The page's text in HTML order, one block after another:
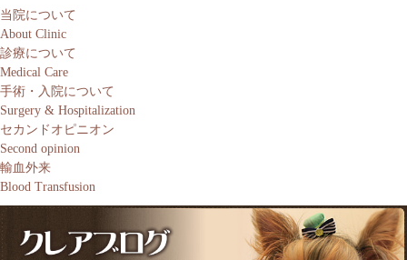
当院について
About Clinic
診療について
Medical Care
手術・入院について
Surgery & Hospitalization
セカンドオピニオン
Second opinion
輸血外来
Blood Transfusion